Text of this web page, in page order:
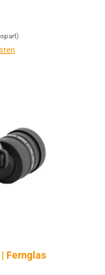
Fernglas